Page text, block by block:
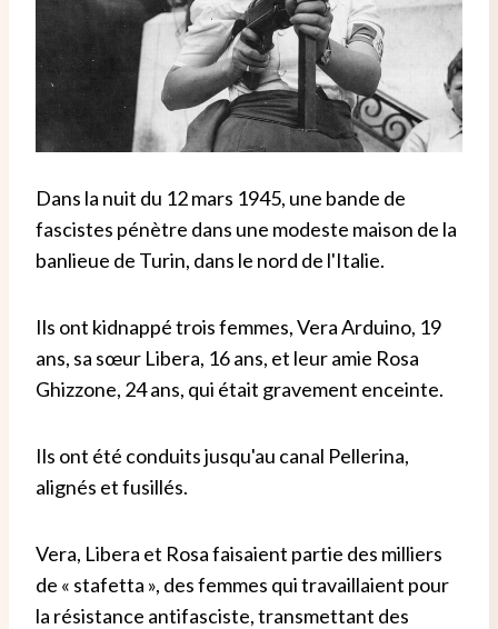
Dans la nuit du 12 mars 1945, une bande de
fascistes pénètre dans une modeste maison de la
banlieue de Turin, dans le nord de l'Italie.
Ils ont kidnappé trois femmes, Vera Arduino, 19
ans, sa sœur Libera, 16 ans, et leur amie Rosa
Ghizzone, 24 ans, qui était gravement enceinte.
Ils ont été conduits jusqu'au canal Pellerina,
alignés et fusillés.
Vera, Libera et Rosa faisaient partie des milliers
de « stafetta », des femmes qui travaillaient pour
la résistance antifasciste, transmettant des